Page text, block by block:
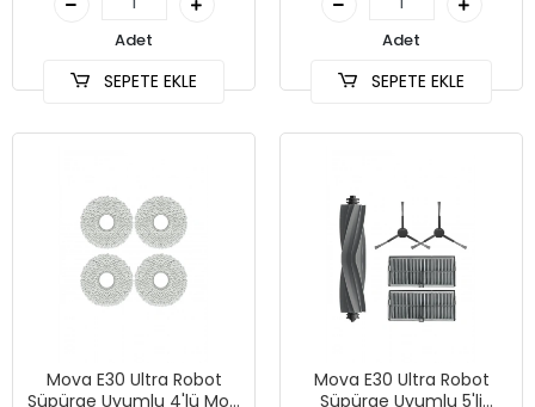
Adet
SEPETE EKLE
Adet
SEPETE EKLE
Mova E30 Ultra Robot
Süpürge Uyumlu 4'lü Mop
Mova E30 Ultra Robot
Süpürge Uyumlu 5'li